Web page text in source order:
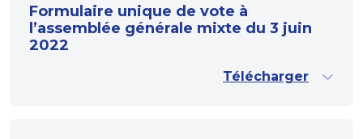
Formulaire unique de vote à
l’assemblée générale mixte du 3 juin
2022
Télécharger